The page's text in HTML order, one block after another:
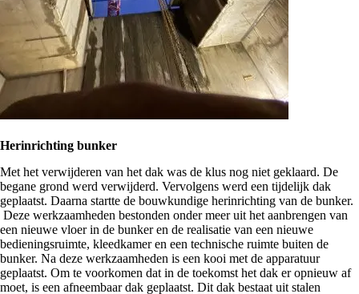
Herinrichting bunker
Met het verwijderen van het dak was de klus nog niet geklaard. De
begane grond werd verwijderd. Vervolgens werd een tijdelijk dak
geplaatst. Daarna startte de bouwkundige herinrichting van de bunker.
Deze werkzaamheden bestonden onder meer uit het aanbrengen van
een nieuwe vloer in de bunker en de realisatie van een nieuwe
bedieningsruimte, kleedkamer en een technische ruimte buiten de
bunker. Na deze werkzaamheden is een kooi met de apparatuur
geplaatst. Om te voorkomen dat in de toekomst het dak er opnieuw af
moet, is een afneembaar dak geplaatst. Dit dak bestaat uit stalen